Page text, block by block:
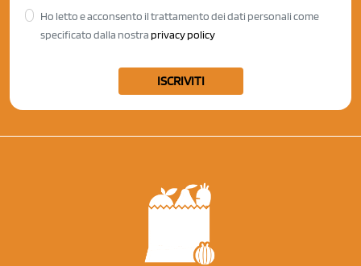
Ho letto e acconsento il trattamento dei dati personali come
specificato dalla nostra privacy policy
ISCRIVITI